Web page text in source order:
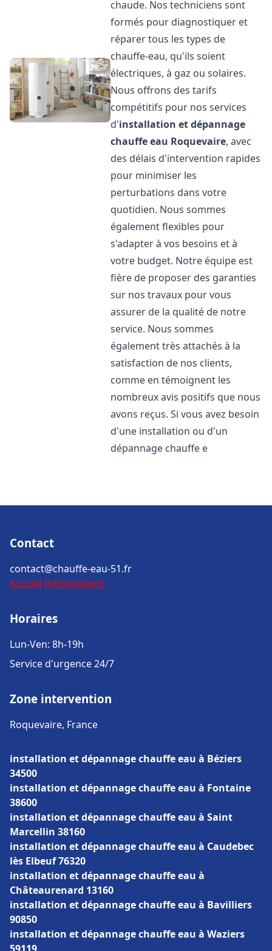
chaude. Nos techniciens sont
formés pour diagnostiquer et
réparer tous les types de
chauffe-eau, qu'ils soient
électriques, à gaz ou solaires.
Nous offrons des tarifs
compétitifs pour nos services
d'installation et dépannage
chauffe eau Roquevaire, avec
des délais d'intervention rapides
pour minimiser les
perturbations dans votre
quotidien. Nous sommes
également flexibles pour
s'adapter à vos besoins et à
votre budget. Notre équipe est
fière de proposer des garanties
sur nos travaux pour vous
assurer de la qualité de notre
service. Nous sommes
également très attachés à la
satisfaction de nos clients,
comme en témoignent les
nombreux avis positifs que nous
avons reçus. Si vous avez besoin
d'une installation ou d'un
dépannage chauffe e
Contact
contact@chauffe-eau-51.fr
Accueil Informations
Horaires
Lun-Ven: 8h-19h
Service d'urgence 24/7
Zone intervention
Roquevaire, France
installation et dépannage chauffe eau à Béziers
34500
installation et dépannage chauffe eau à Fontaine
38600
installation et dépannage chauffe eau à Saint
Marcellin 38160
installation et dépannage chauffe eau à Caudebec
lès Elbeuf 76320
installation et dépannage chauffe eau à
Châteaurenard 13160
installation et dépannage chauffe eau à Bavilliers
90850
installation et dépannage chauffe eau à Waziers